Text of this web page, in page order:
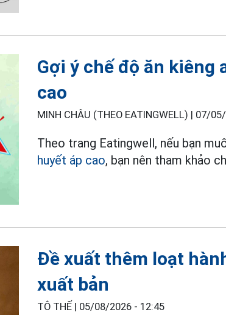
Gợi ý chế độ ăn
cao
MINH CHÂU (THEO EATINGWELL) | 07/
Theo trang Eatingwell, nếu bạn
huyết áp cao, bạn nên tham khảo
Đề xuất thêm loạt
xuất bản
TÔ THẾ | 05/08/2026 - 12:45